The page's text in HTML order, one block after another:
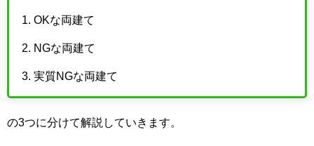
OKな両建て
NGな両建て
実質NGな両建て
の3つに分けて解説していきます。